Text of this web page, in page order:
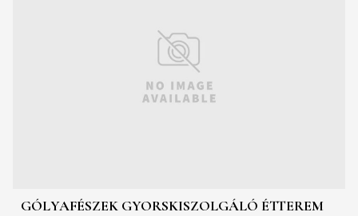
GÓLYAFÉSZEK GYORSKISZOLGÁLÓ ÉTTEREM